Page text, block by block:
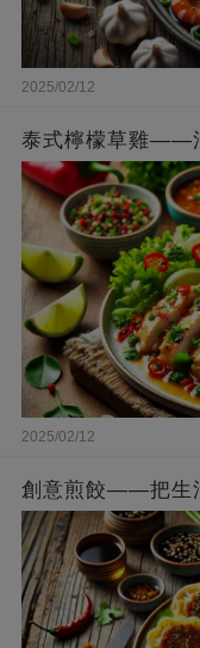
2025/02/12
泰式檸檬草雞——
2025/02/12
創意煎餃——把生